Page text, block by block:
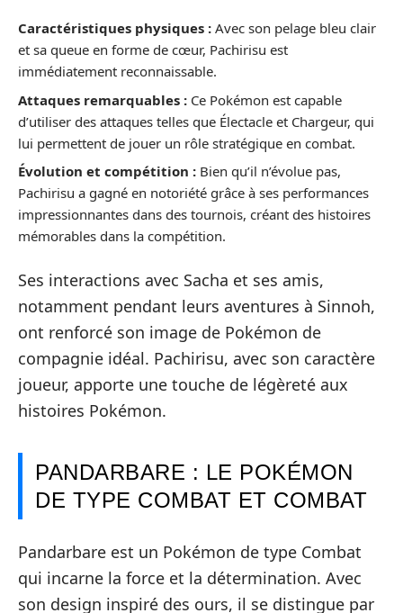
Caractéristiques physiques : Avec son pelage bleu clair
et sa queue en forme de cœur, Pachirisu est
immédiatement reconnaissable.
Attaques remarquables : Ce Pokémon est capable
d’utiliser des attaques telles que Électacle et Chargeur, qui
lui permettent de jouer un rôle stratégique en combat.
Évolution et compétition : Bien qu’il n’évolue pas,
Pachirisu a gagné en notoriété grâce à ses performances
impressionnantes dans des tournois, créant des histoires
mémorables dans la compétition.
Ses interactions avec Sacha et ses amis,
notamment pendant leurs aventures à Sinnoh,
ont renforcé son image de Pokémon de
compagnie idéal. Pachirisu, avec son caractère
joueur, apporte une touche de légèreté aux
histoires Pokémon.
PANDARBARE : LE POKÉMON
DE TYPE COMBAT ET COMBAT
Pandarbare est un Pokémon de type Combat
qui incarne la force et la détermination. Avec
son design inspiré des ours, il se distingue par